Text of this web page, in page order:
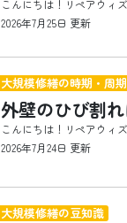
2026年7月25日 更新
2026年7月24日 更新
大規模修繕の時期・周期
大規模修繕の豆知識